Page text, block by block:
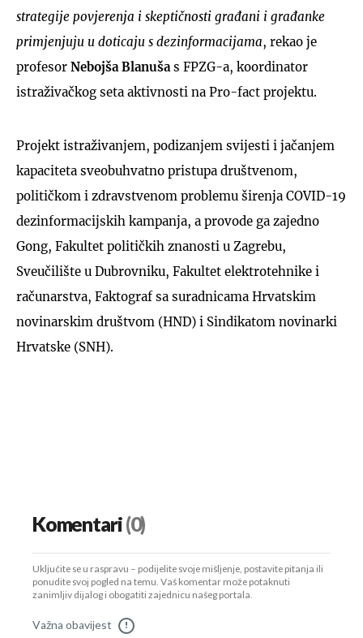
strategije povjerenja i skeptičnosti građani i građanke
primjenjuju u doticaju s dezinformacijama, rekao je
profesor Nebojša Blanuša s FPZG-a, koordinator
istraživačkog seta aktivnosti na Pro-fact projektu.
Projekt istraživanjem, podizanjem svijesti i jačanjem
kapaciteta sveobuhvatno pristupa društvenom,
političkom i zdravstvenom problemu širenja COVID-19
dezinformacijskih kampanja, a provode ga zajedno
Gong, Fakultet političkih znanosti u Zagrebu,
Sveučilište u Dubrovniku, Fakultet elektrotehnike i
računarstva, Faktograf sa suradnicama Hrvatskim
novinarskim društvom (HND) i Sindikatom novinarki
Hrvatske (SNH).
Komentari(0)
Uključite se u raspravu – podijelite svoje mišljenje, postavite pitanja ili
ponudite svoj pogled na temu. Vaš komentar može potaknuti
zanimljiv dijalog i obogatiti zajednicu našeg portala.
Važna obavijest !